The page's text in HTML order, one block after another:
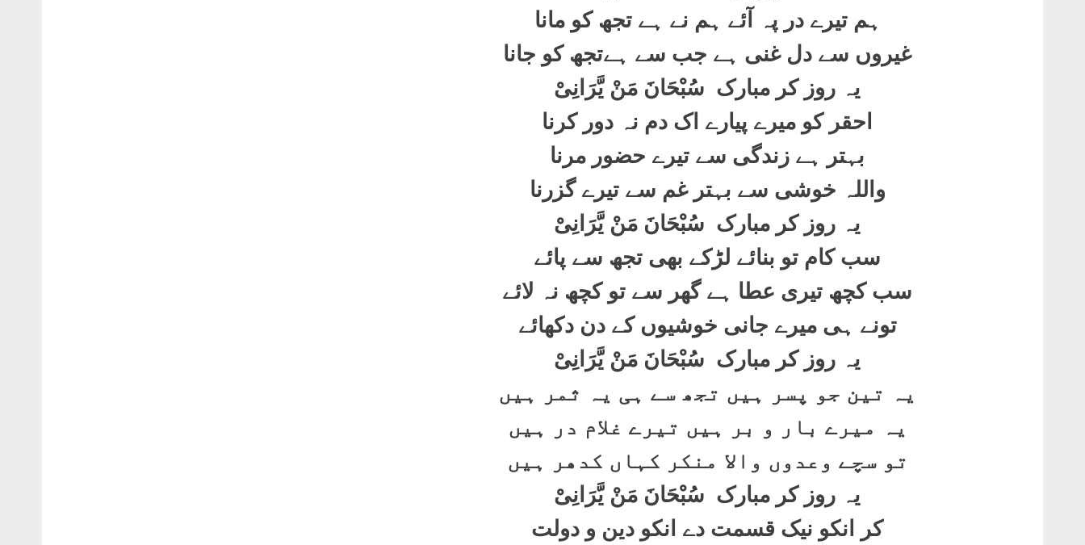
ہم تیرے در پہ آئے ہم نے ہے تجھ کو مانا
غیروں سے دل غنی ہے جب سے ہےتجھ کو جانا
یہ روز کر مبارک سُبْحَانَ مَنْ یَّرَانِیْ
احقر کو میرے پیارے اک دم نہ دور کرنا
بہتر ہے زندگی سے تیرے حضور مرنا
واللہ خوشی سے بہتر غم سے تیرے گزرنا
یہ روز کر مبارک سُبْحَانَ مَنْ یَّرَانِیْ
سب کام تو بنائے لڑکے بھی تجھ سے پائے
سب کچھ تیری عطا ہے گھر سے تو کچھ نہ لائے
تونے ہی میرے جانی خوشیوں کے دن دکھائے
یہ روز کر مبارک سُبْحَانَ مَنْ یَّرَانِیْ
یہ تین جو پسر ہیں تجھ سے ہی یہ ثمر ہیں
یہ میرے بار و بر ہیں تیرے غلام در ہیں
تو سچے وعدوں والا منکر کہاں کدھر ہیں
یہ روز کر مبارک سُبْحَانَ مَنْ یَّرَانِیْ
کر انکو نیک قسمت دے انکو دین و دولت